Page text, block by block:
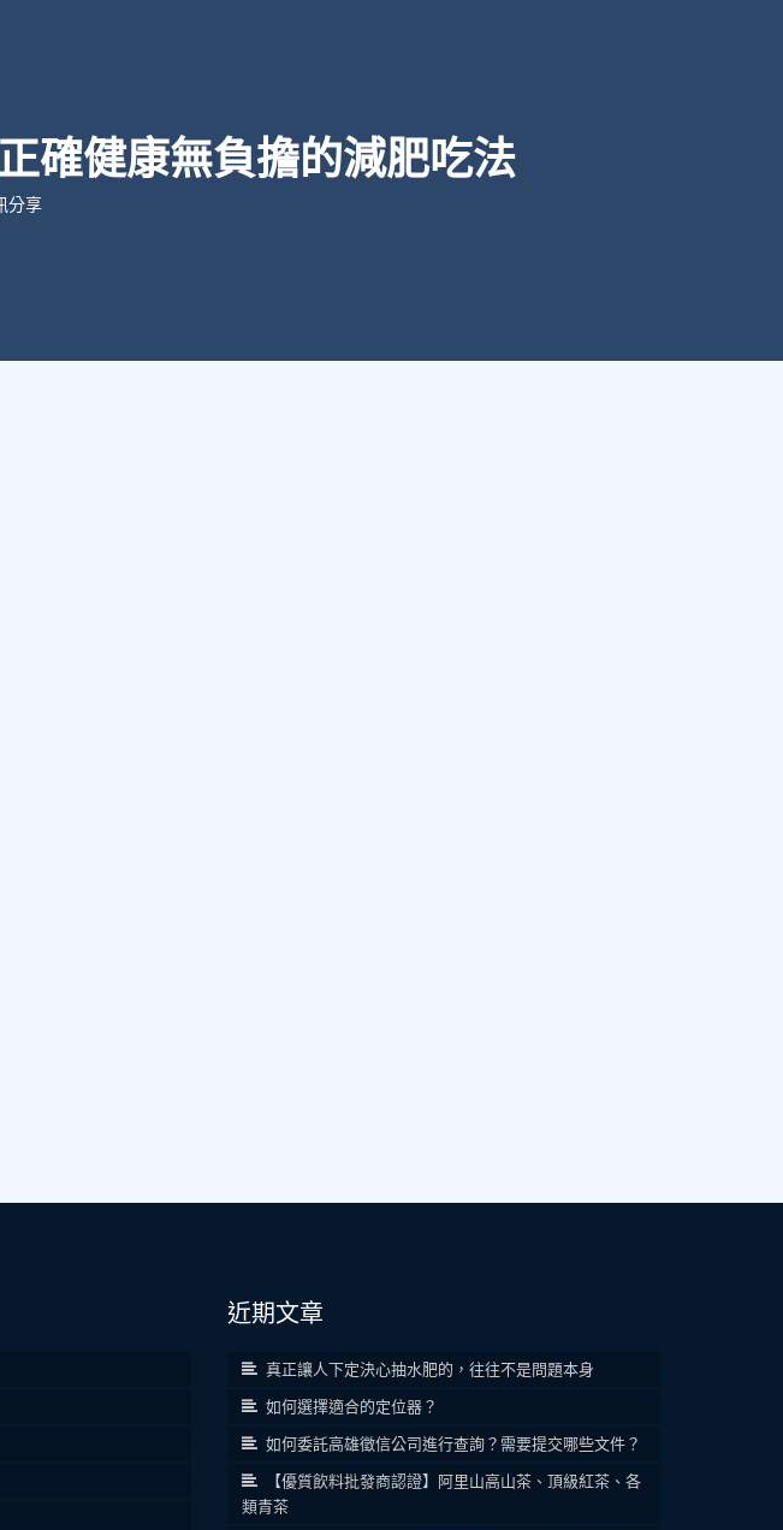
確健康無負擔的減肥吃法
分享
近期文章
真正讓人下定決心抽水肥的，往往不是問題本身
如何選擇適合的定位器？
如何委託高雄徵信公司進行查詢？需要提交哪些文件？
【優質飲料批發商認證】阿里山高山茶、頂級紅茶、各
類青茶